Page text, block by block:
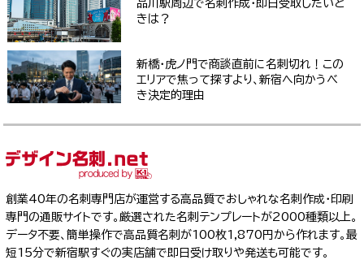
品川駅周辺で名刺作成・即日受取したいと
きは？
新橋・虎ノ門で商談直前に名刺切れ！この
エリアで焦って探すより、新宿へ向かうべ
き決定的理由
創業40年の名刺専門店が運営する高品質でおしゃれな名刺作成・印刷
専門の通販サイトです。厳選された名刺テンプレートが2000種類以上。
データ不要、簡単操作で高品質名刺が100枚1,870円から作れます。最
短15分で新宿駅すぐの実店舗で即日受け取りや発送も可能です。